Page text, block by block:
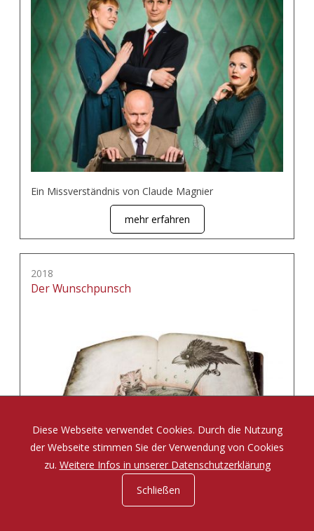
Ein Missverständnis von Claude Magnier
mehr erfahren
2018
Der Wunschpunsch
Eine Zauberposse von Michael Ende
Diese Webseite verwendet Cookies. Durch die Nutzung
der Webseite stimmen Sie der Verwendung von Cookies
zu. Weitere Infos in unserer Datenschutzerklärung
Schließen